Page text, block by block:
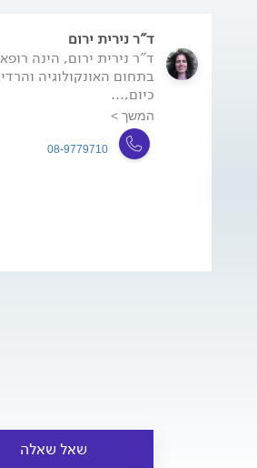
ד"ר נירית ירום
ד"ר נירית ירום, הינה
בתחום האונקולוגיה
כיום,...
המשך >
08-9779710
שאל שאלה